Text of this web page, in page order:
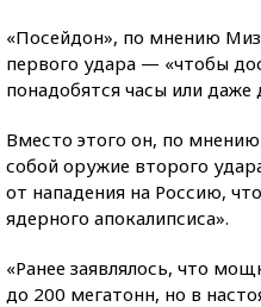
«Посейдон», по мнению
первого удара — «чтобы
понадобятся часы или даже
Вместо этого он, по
собой оружие второго
от нападения на Россию,
ядерного апокалипсиса».
«Ранее заявлялось, что
до 200 мегатонн, но в